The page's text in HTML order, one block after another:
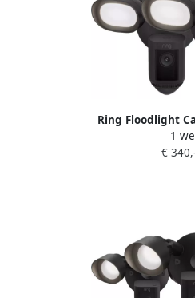
Ring Floodlight
1
€